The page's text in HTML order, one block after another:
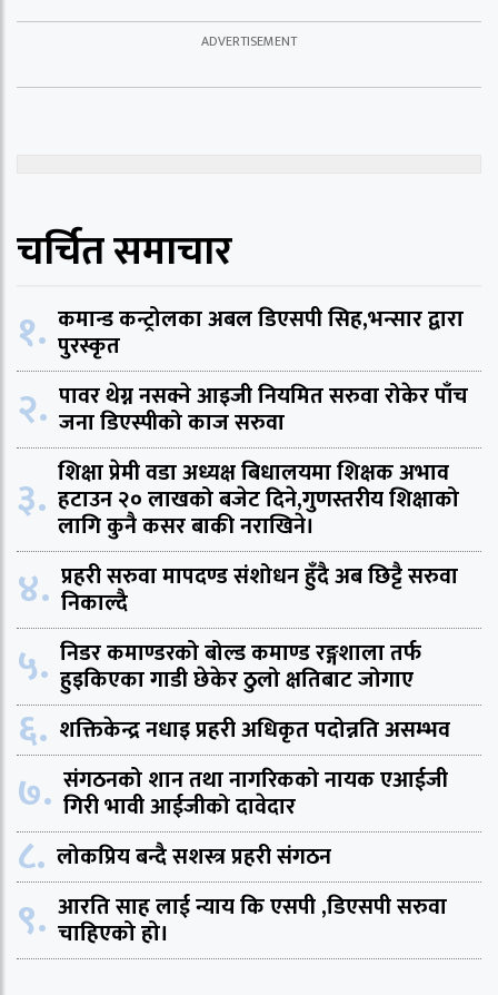
चर्चित समाचार
१. कमान्ड कन्ट्रोलका अबल डिएसपी सिह,भन्सार द्वारा
पुरस्कृत
२. पावर थेग्न नसक्ने आइजी नियमित सरुवा रोकेर पाँच
जना डिएस्पीको काज सरुवा
३. शिक्षा प्रेमी वडा अध्यक्ष बिधालयमा शिक्षक अभाव
हटाउन २० लाखको बजेट दिने,गुणस्तरीय शिक्षाको
लागि कुनै कसर बाकी नराखिने।
४. प्रहरी सरुवा मापदण्ड संशोधन हुँदै अब छिट्टै सरुवा
निकाल्दै
५. निडर कमाण्डरको बोल्ड कमाण्ड रङ्गशाला तर्फ
हुइकिएका गाडी छेकेर ठुलो क्षतिबाट जोगाए
६. शक्तिकेन्द्र नधाइ प्रहरी अधिकृत पदोन्नति असम्भव
७. संगठनको शान तथा नागरिकको नायक एआईजी
गिरी भावी आईजीको दावेदार
८. लोकप्रिय बन्दै सशस्त्र प्रहरी संगठन
९. आरति साह लाई न्याय कि एसपी ,डिएसपी सरुवा
चाहिएको हो।